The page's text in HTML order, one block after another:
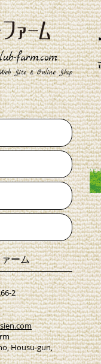
farm.com
Site​ & Online Shop
ーム
2
Housu-gun,